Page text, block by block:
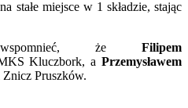
stałe miejsce w 1 składzie, stając
że Filipem
Kluczbork, aPrzemysławem
Znicz Pruszków.